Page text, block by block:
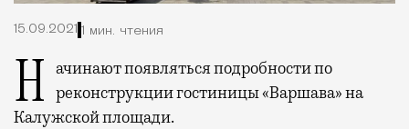
15.09.2021 1 мин. чтения
Начинают появляться подробности по реконструкции гостиницы «Варшава» на
Калужской площади.